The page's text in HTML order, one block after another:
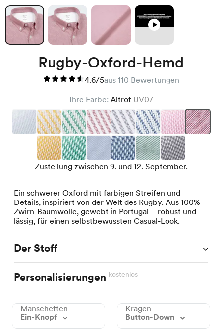
Rugby-Oxford-Hemd
4.6/5aus 110 Bewertungen
Ihre Farbe: Altrot UV07
Zustellung zwischen 9. und 12. September.
Ein schwerer Oxford mit farbigen Streifen und
Details, inspiriert von der Welt des Rugby. Aus 100%
Zwirn-Baumwolle, gewebt in Portugal – robust und
lässig, für einen selbstbewussten Casual-Look.
Der Stoff
Personalisierungen kostenlos
Manschetten
Ein-Knopf
Kragen
Button-Down